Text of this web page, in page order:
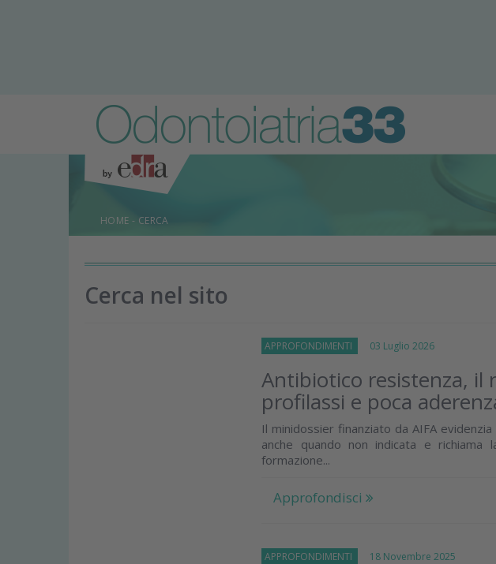
HOME - CERCA
Cerca nel sito
APPROFONDIMENTI 03 Luglio 2026
Antibiotico resistenza,
profilassi e poca
Il minidossier finanziato da AIFA
anche quando non indicata e
formazione...
Approfondisci
APPROFONDIMENTI 18 Novembre 2025